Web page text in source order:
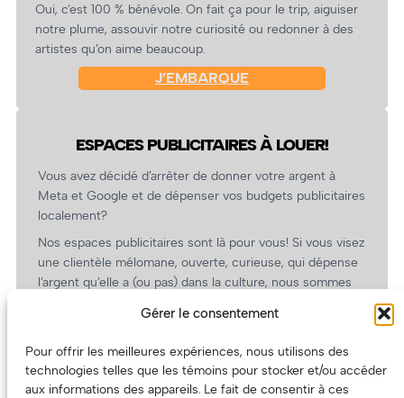
Gérer le consentement
Pour offrir les meilleures expériences, nous utilisons des
technologies telles que les témoins pour stocker et/ou accéder
aux informations des appareils. Le fait de consentir à ces
Oui, c’est 100 % bénévole. On fait ça pour le trip, aiguiser
notre plume, assouvir notre curiosité ou redonner à des
artistes qu’on aime beaucoup.
J’EMBARQUE
ESPACES PUBLICITAIRES À LOUER!
Vous avez décidé d’arrêter de donner votre argent à
Meta et Google et de dépenser vos budgets publicitaires
localement?
Nos espaces publicitaires sont là pour vous! Si vous visez
une clientèle mélomane, ouverte, curieuse, qui dépense
l’argent qu’elle a (ou pas) dans la culture, nous sommes
revient.
(Oui, on va avoir des tarifs spéciaux pour vous, les